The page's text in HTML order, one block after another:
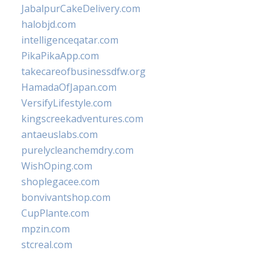
JabalpurCakeDelivery.com
halobjd.com
intelligenceqatar.com
PikaPikaApp.com
takecareofbusinessdfw.org
HamadaOfJapan.com
VersifyLifestyle.com
kingscreekadventures.com
antaeuslabs.com
purelycleanchemdry.com
WishOping.com
shoplegacee.com
bonvivantshop.com
CupPlante.com
mpzin.com
stcreal.com